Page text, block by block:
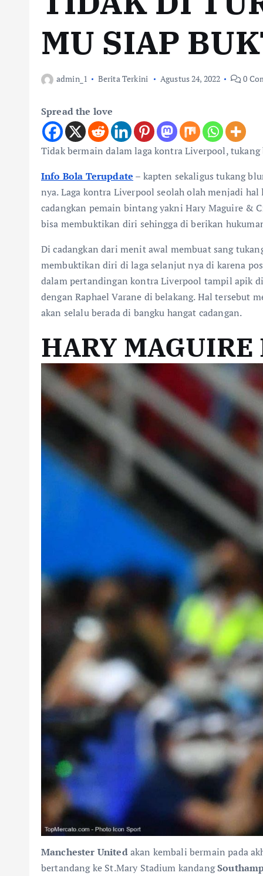
MU SIAP
admin_1 Berita Terkini Agustus 24, 2022 0
Spread the love
Tidak bermain dalam laga kontra Liverpool,
Info Bola Terupdate – kapten sekaligus tukang
nya. Laga kontra Liverpool seolah olah menjadi
cadangkan pemain bintang yakni Hary Maguire &
bisa membuktikan diri sehingga di berikan
Di cadangkan dari menit awal membuat sang
membuktikan diri di laga selanjut nya di karena
dalam pertandingan kontra Liverpool tampil apik
dengan Raphael Varane di belakang. Hal tersebut
akan selalu berada di bangku hangat cadangan.
HARY
Manchester Unitedakan kembali bermain pada
bertandang ke St.Mary Stadium kandang